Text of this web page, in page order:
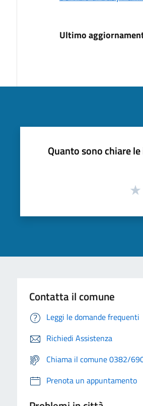
Ultimo
Quanto sono chiare
Contatta il comune
Leggi le domande frequenti
Richiedi Assistenza
Chiama il comune 0382/
Prenota un appuntamento